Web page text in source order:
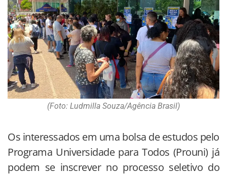
(Foto: Ludmilla Souza/Agência Brasil)
Os interessados em uma bolsa de estudos pelo
Programa Universidade para Todos (Prouni) já
podem se inscrever no processo seletivo do